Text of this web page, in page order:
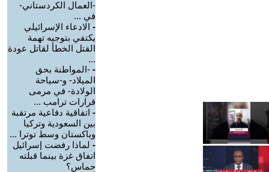
-العمال الكردستاني-
في ...
- الادعاء الإسرائيلي
يكتفي بتوجيه تهمة
القتل الخطأ لقاتل عودة
...
- -المواطنة بحق
الميلاد- و-سياحة
الولادة- في مرمى
قرارات ترامب ...
- اتفاقية دفاعية مرتقبة
بين السعودية وتركيا
وباكستان وسط توترا ...
- لماذا رفضت إسرائيل
اتفاق غزة بينما قبلته
حماس؟